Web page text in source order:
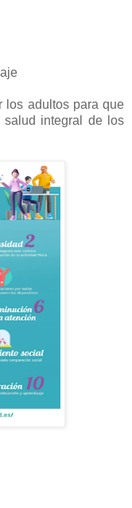
los adultos para que
salud integral de los